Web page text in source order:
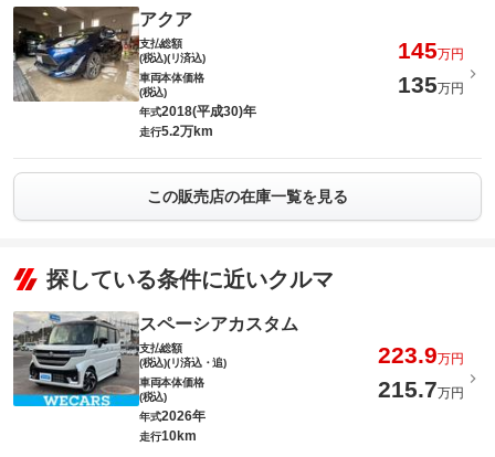
アクア
支払総額
(税込)(リ済込)
145万円
車両本体価格
(税込)
135万円
年式2018(平成30)年
走行5.2万km
この販売店の在庫一覧を見る
探している条件に近いクルマ
スペーシアカスタム
支払総額
(税込)(リ済込・追)
223.9万円
車両本体価格
(税込)
215.7万円
年式2026年
走行10km